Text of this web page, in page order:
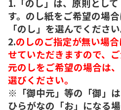
1.「のし」は、原則とし
す。のし紙をご希望の場
「のし」を選んでください
2.のしのご指定が無い場
せていただきますので、
元のしをご希望の場合は
選びください。
※「御中元」等の「御」
ひらがなの「お」になる場